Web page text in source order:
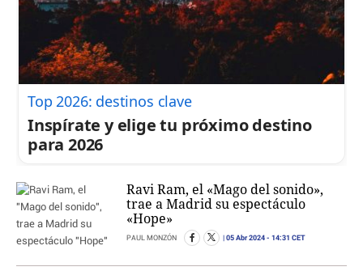
Top 2026: destinos clave
Inspírate y elige tu próximo destino
para 2026
Ravi Ram, el «Mago del sonido»,
trae a Madrid su espectáculo
«Hope»
PAUL MONZÓN 05 Abr 2024 - 14:31 CET